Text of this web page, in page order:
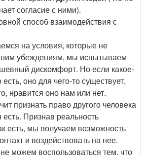
согласие с ними).
способ взаимодействия с
на условия, которые не
убеждениям, мы испытываем
дискомфорт. Но если какое-
есть, оно для чего-то существует,
нравится оно нам или нет.
признать право другого человека
есть. Признав реальность
есть, мы получаем возможность
и воздействовать на нее.
можем воспользоваться тем, что